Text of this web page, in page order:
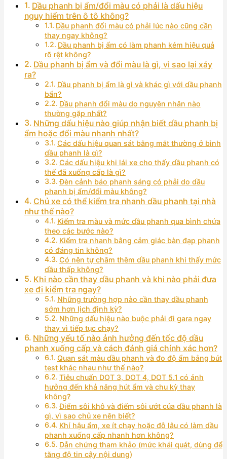
Dầu phanh bị ẩm/đổi màu có phải là dấu hiệu
nguy hiểm trên ô tô không?
Dầu phanh đổi màu có phải lúc nào cũng cần
thay ngay không?
Dầu phanh bị ẩm có làm phanh kém hiệu quả
rõ rệt không?
Dầu phanh bị ẩm và đổi màu là gì, vì sao lại xảy
ra?
Dầu phanh bị ẩm là gì và khác gì với dầu phanh
bẩn?
Dầu phanh đổi màu do nguyên nhân nào
thường gặp nhất?
Những dấu hiệu nào giúp nhận biết dầu phanh bị
ẩm hoặc đổi màu nhanh nhất?
Các dấu hiệu quan sát bằng mắt thường ở bình
dầu phanh là gì?
Các dấu hiệu khi lái xe cho thấy dầu phanh có
thể đã xuống cấp là gì?
Đèn cảnh báo phanh sáng có phải do dầu
phanh bị ẩm/đổi màu không?
Chủ xe có thể kiểm tra nhanh dầu phanh tại nhà
như thế nào?
Kiểm tra màu và mức dầu phanh qua bình chứa
theo các bước nào?
Kiểm tra nhanh bằng cảm giác bàn đạp phanh
có đáng tin không?
Có nên tự châm thêm dầu phanh khi thấy mức
dầu thấp không?
Khi nào cần thay dầu phanh và khi nào phải đưa
xe đi kiểm tra ngay?
Những trường hợp nào cần thay dầu phanh
sớm hơn lịch định kỳ?
Những dấu hiệu nào buộc phải đi gara ngay
thay vì tiếp tục chạy?
Những yếu tố nào ảnh hưởng đến tốc độ dầu
phanh xuống cấp và cách đánh giá chính xác hơn?
Quan sát màu dầu phanh và đo độ ẩm bằng bút
test khác nhau như thế nào?
Tiêu chuẩn DOT 3, DOT 4, DOT 5.1 có ảnh
hưởng đến khả năng hút ẩm và chu kỳ thay
không?
Điểm sôi khô và điểm sôi ướt của dầu phanh là
gì, vì sao chủ xe nên biết?
Khí hậu ẩm, xe ít chạy hoặc đỗ lâu có làm dầu
phanh xuống cấp nhanh hơn không?
Dẫn chứng tham khảo (mức khái quát, dùng để
tăng độ tin cậy nội dung)